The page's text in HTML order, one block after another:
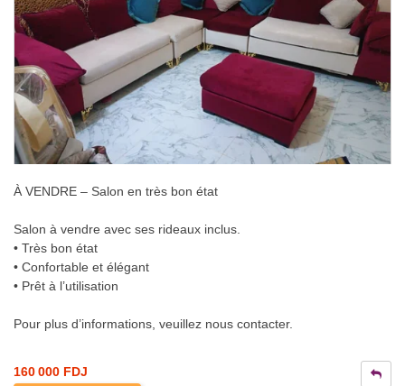
À VENDRE – Salon en très bon état
Salon à vendre avec ses rideaux inclus.
• Très bon état
• Confortable et élégant
• Prêt à l’utilisation
Pour plus d’informations, veuillez nous contacter.
160 000 FDJ